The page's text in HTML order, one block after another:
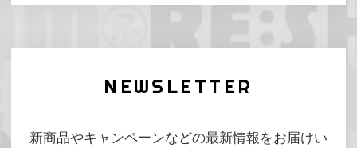
NEWSLETTER
新商品やキャンペーンなどの最新情報をお届けい